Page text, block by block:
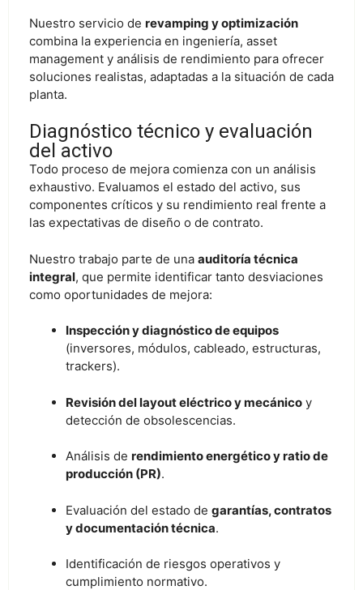
Nuestro servicio de revamping y optimización
combina la experiencia en ingeniería, asset
management y análisis de rendimiento para ofrecer
soluciones realistas, adaptadas a la situación de cada
planta.
Diagnóstico técnico y evaluación
del activo
Todo proceso de mejora comienza con un análisis
exhaustivo. Evaluamos el estado del activo, sus
componentes críticos y su rendimiento real frente a
las expectativas de diseño o de contrato.
Nuestro trabajo parte de una auditoría técnica
integral, que permite identificar tanto desviaciones
como oportunidades de mejora:
Inspección y diagnóstico de equipos
(inversores, módulos, cableado, estructuras,
trackers).
Revisión del layout eléctrico y mecánico y
detección de obsolescencias.
Análisis de rendimiento energético y ratio de
producción (PR).
Evaluación del estado de garantías, contratos
y documentación técnica.
Identificación de riesgos operativos y
cumplimiento normativo.